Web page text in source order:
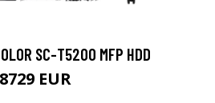
SC-T5200 MFP HDD
8729 EUR